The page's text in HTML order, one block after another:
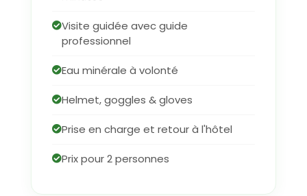
Visite guidée avec guide
professionnel
Eau minérale à volonté
Helmet, goggles & gloves
Prise en charge et retour à l'hôtel
Prix pour 2 personnes